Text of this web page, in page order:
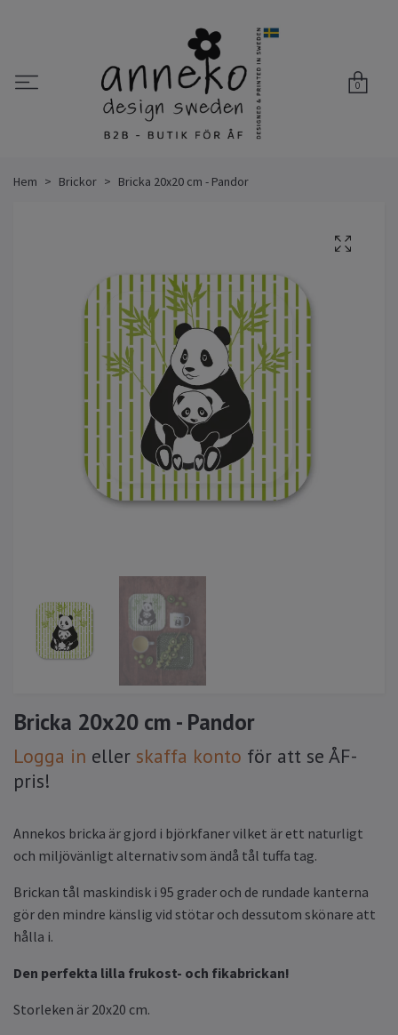
0
Hem Brickor Bricka 20x20 cm - Pandor
Bricka 20x20 cm - Pandor
Logga in eller skaffa konto för att se ÅF-
pris!
Annekos bricka är gjord i björkfaner vilket är ett naturligt
och miljövänligt alternativ som ändå tål tuffa tag.
Brickan tål maskindisk i 95 grader och de rundade kanterna
gör den mindre känslig vid stötar och dessutom skönare att
hålla i.
Den perfekta lilla frukost- och fikabrickan!
Storleken är 20x20 cm.